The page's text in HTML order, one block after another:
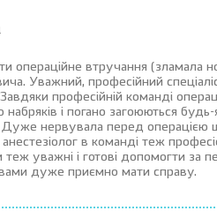
операційне втручання (зламала
Уважний, професійний
Завдяки професійній команді
набряків і погано загоюються
Дуже нервувала перед операцією
в команді теж
теж уважні і готові допомогти за
вами дуже приємно мати справу.